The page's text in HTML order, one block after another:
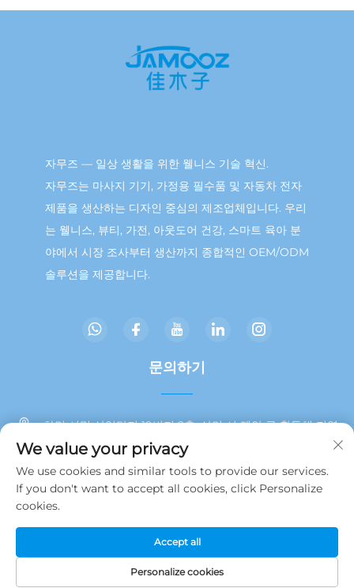
자무즈 — 일상 생활을 위한 웰니스 기술 혁신.
자무즈는 마사지 기기, 가정용 필수품 및 자동차 전자
제품을 생산하는 디자인 중심의 제조업체입니다. 우리
는 웰니스, 뷰티, 가전, 아웃도어 건강, 스마트 육아 분
야에서 시장 조사부터 생산까지 종합적인 OEM/ODM
솔루션을 제공합니다.
문의하기
하먼 시밍 산업단지 19번지 2층, 샨먼 시 톈안 구 환동해 지역
+86 13215929911
[email protected]
저작권 © 2025 JAMOOZ (Xiamen) Technology Co., Ltd.
처리방침
We value your privacy
We use cookies and similar tools to provide our services.
If you don't want to accept all cookies, click Personalize
cookies.
Personalize cookies
Accept all